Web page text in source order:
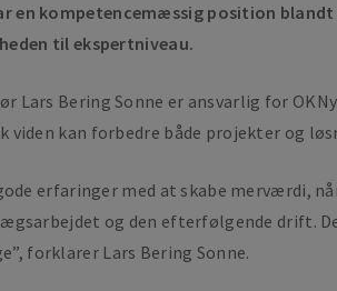
en kompetencemæssig position
til ekspertniveau.
Lars Bering Sonne er ansvarlig for
viden kan forbedre både projekter og
erfaringer med at skabe merværdi,
og den efterfølgende drift.
forklarer Lars Bering Sonne.